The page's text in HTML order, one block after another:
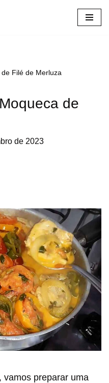
Filé de Merluza
de
de 2023
vamos preparar uma